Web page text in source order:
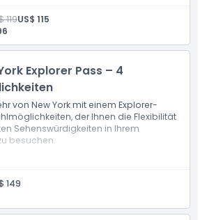
sollten
inklusive
Veranstaltungsorten
nach dem ersten Besuch einer
119US$ 115
Explorer Pass – 4
von New York mit einem Explorer-
der Ihnen die Flexibilität
Sehenswürdigkeiten in Ihrem
besuchen.
Touristenattraktionen und Touren
Guide inklusive
und Angebote
Tage ab erster
149